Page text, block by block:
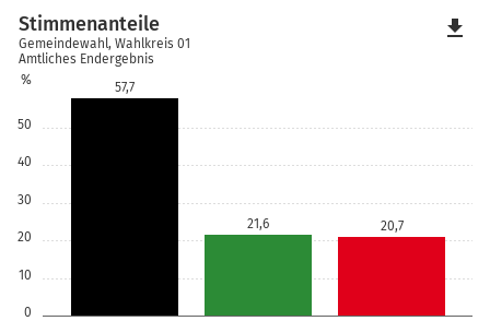
0
10
20
30
40
50
%
57,7
21,6 20,7
Stimmenanteile
Gemeindewahl, Wahlkreis 01
Amtliches Endergebnis
file_download